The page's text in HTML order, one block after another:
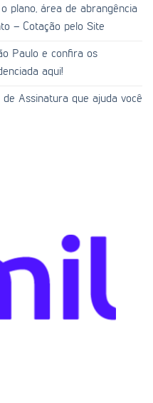
plano, área de abrangência
– Cotação pelo Site
Paulo e confira os
aqui!
Assinatura que ajuda você